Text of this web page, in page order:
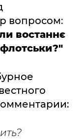
вопросом:
востаннє